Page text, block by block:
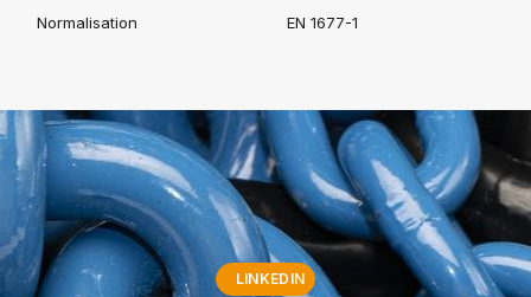
Normalisation EN 1677-1
LINKEDIN